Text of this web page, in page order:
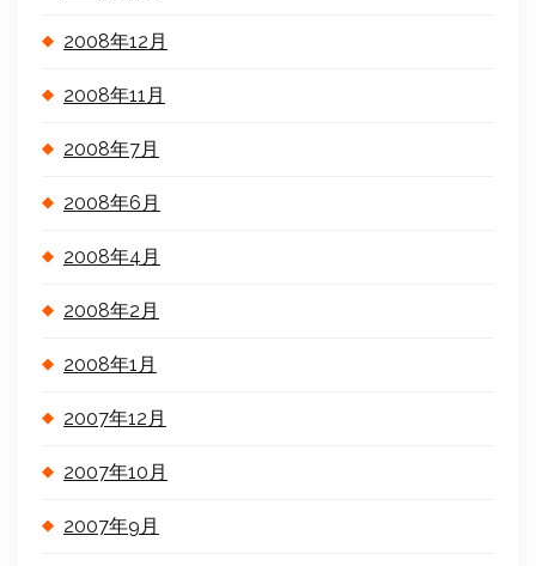
2008年12月
2008年11月
2008年7月
2008年6月
2008年4月
2008年2月
2008年1月
2007年12月
2007年10月
2007年9月